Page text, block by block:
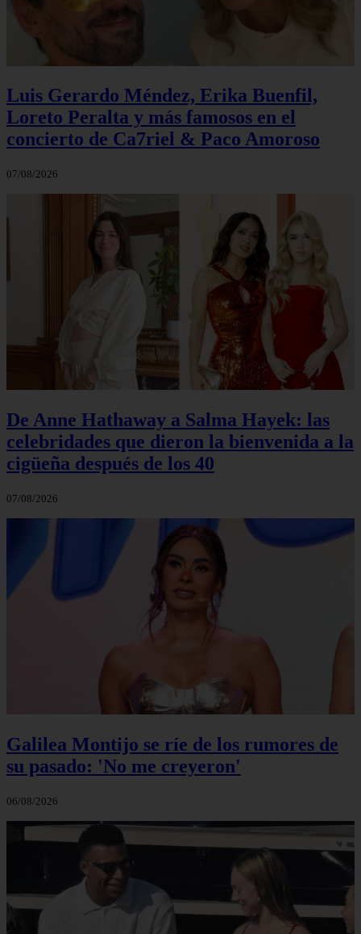
Luis Gerardo Méndez, Erika Buenfil,
Loreto Peralta y más famosos en el
concierto de Ca7riel & Paco Amoroso
07/08/2026
De Anne Hathaway a Salma Hayek: las
celebridades que dieron la bienvenida a la
cigüeña después de los 40
07/08/2026
Galilea Montijo se ríe de los rumores de
su pasado: 'No me creyeron'
06/08/2026